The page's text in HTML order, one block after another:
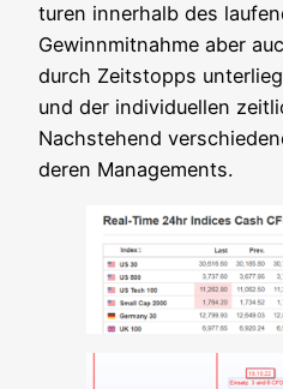
tu­ren inner­halb des
Gewinn­mit­nah­me aber
durch Zeit­stopps
und der indi­vi­du­el­len
Nach­ste­hend
deren Managements.